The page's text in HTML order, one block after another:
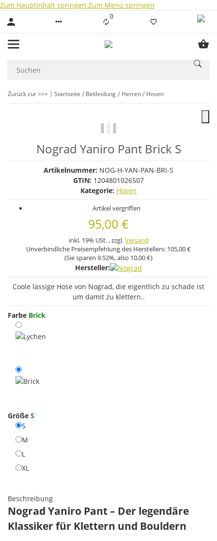
Zum Hauptinhalt springen Zum Menü springen
0Liste ist leer
Zurück zur >>> Startseite Bekleidung Herren Hosen
Nograd Yaniro Pant Brick S
Artikelnummer: NOG-H-YAN-PAN-BRI-S
GTIN: 1204801026507
Kategorie: Hosen
Artikel vergriffen
95,00 €
inkl. 19% USt. , zzgl.Versand
Unverbindliche Preisempfehlung des Herstellers: 105,00 €
(Sie sparen 9.52%, also 10,00 €)
Hersteller:
Coole lässige Hose von Nograd, die eigentlich zu schade ist
um damit zu klettern..
Farbe Brick
Lychen
Größe S
S
M
L
XL
Beschreibung
Nograd Yaniro Pant – Der legendäre
Klassiker für Klettern und Bouldern